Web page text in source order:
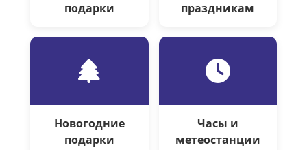
подарки
праздникам
Новогодние
подарки
Часы и
метеостанции